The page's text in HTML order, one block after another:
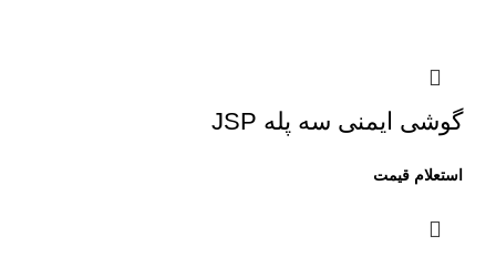
گوشی ایمنی سه پله JSP